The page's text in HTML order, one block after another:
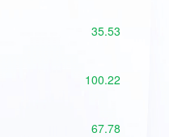
35.53
100.22
67.78